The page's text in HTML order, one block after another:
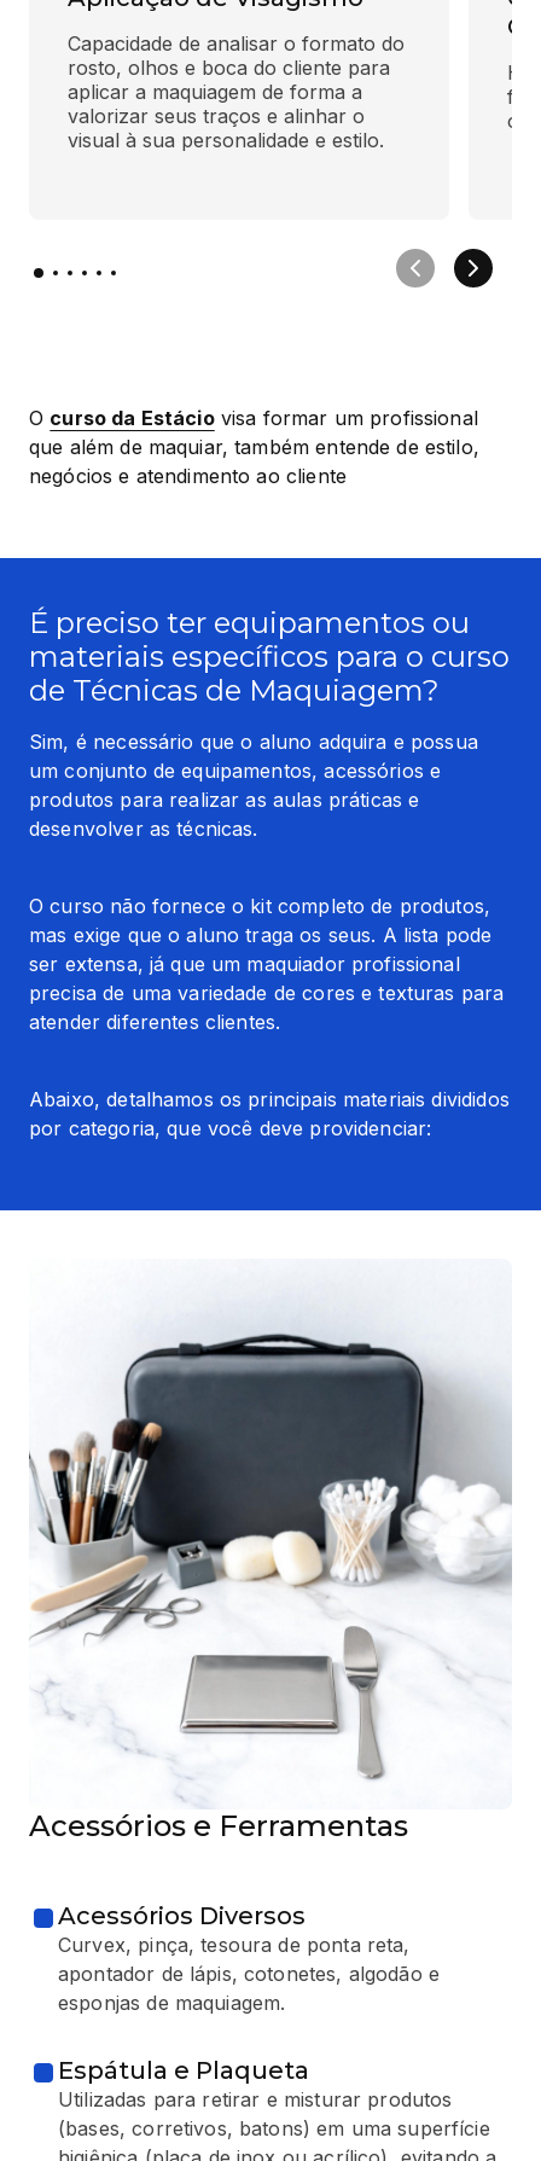
Capacidade de analisar o formato do
rosto, olhos e boca do cliente para
aplicar a maquiagem de forma a
valorizar seus traços e alinhar o
visual à sua personalidade e estilo.
O curso da Estácio visa formar um profissional
que além de maquiar, também entende de estilo,
negócios e atendimento ao cliente
É preciso ter equipamentos ou
materiais específicos para o curso
de Técnicas de Maquiagem?
Sim, é necessário que o aluno adquira e possua
um conjunto de equipamentos, acessórios e
produtos para realizar as aulas práticas e
desenvolver as técnicas.
O curso não fornece o kit completo de produtos,
mas exige que o aluno traga os seus. A lista pode
ser extensa, já que um maquiador profissional
precisa de uma variedade de cores e texturas para
atender diferentes clientes.
Abaixo, detalhamos os principais materiais divididos
por categoria, que você deve providenciar:
Acessórios e Ferramentas
Acessórios Diversos
Curvex, pinça, tesoura de ponta reta,
apontador de lápis, cotonetes, algodão e
esponjas de maquiagem.
Espátula e Plaqueta
Utilizadas para retirar e misturar produtos
(bases, corretivos, batons) em uma superfície